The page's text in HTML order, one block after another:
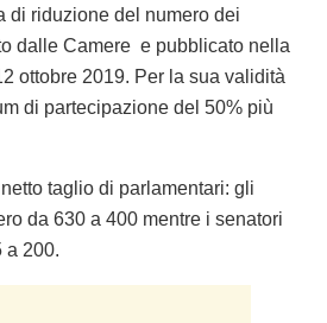
di riduzione del numero dei
dalle Camere e pubblicato nella
ottobre 2019. Per la sua validità
di partecipazione del 50% più
taglio di parlamentari: gli
da 630 a 400 mentre i senatori
a 200.